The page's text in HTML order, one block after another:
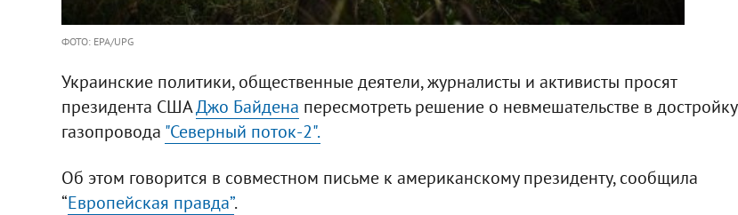
ФОТО: EPA/UPG
Украинские политики, общественные деятели, журналисты и активисты просят
президента СШАДжо Байдена пересмотреть решение о невмешательстве в достройку
газопровода "Северный поток-2".
Об этом говорится в совместном письме к американскому президенту, сообщила
“Европейская правда”.